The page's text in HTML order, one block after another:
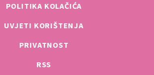
POLITIKA KOLAČIĆA
UVJETI KORIŠTENJA
PRIVATNOST
RSS